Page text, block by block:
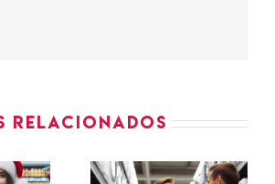
relacionados